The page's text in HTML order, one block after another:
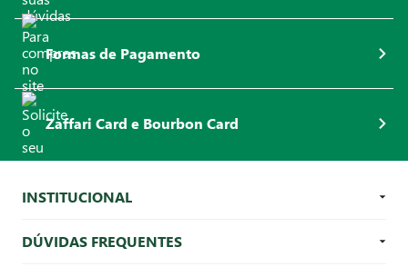
Formas de Pagamento
Zaffari Card e Bourbon Card
INSTITUCIONAL
DÚVIDAS FREQUENTES